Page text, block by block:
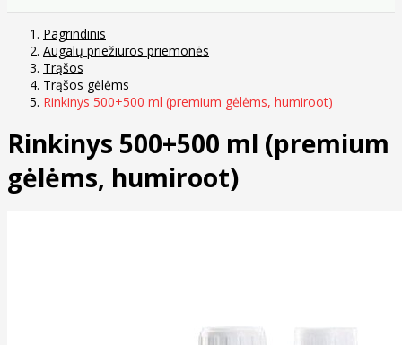
Pagrindinis
Augalų priežiūros priemonės
Trąšos
Trąšos gėlėms
Rinkinys 500+500 ml (premium gėlėms, humiroot)
Rinkinys 500+500 ml (premium
gėlėms, humiroot)